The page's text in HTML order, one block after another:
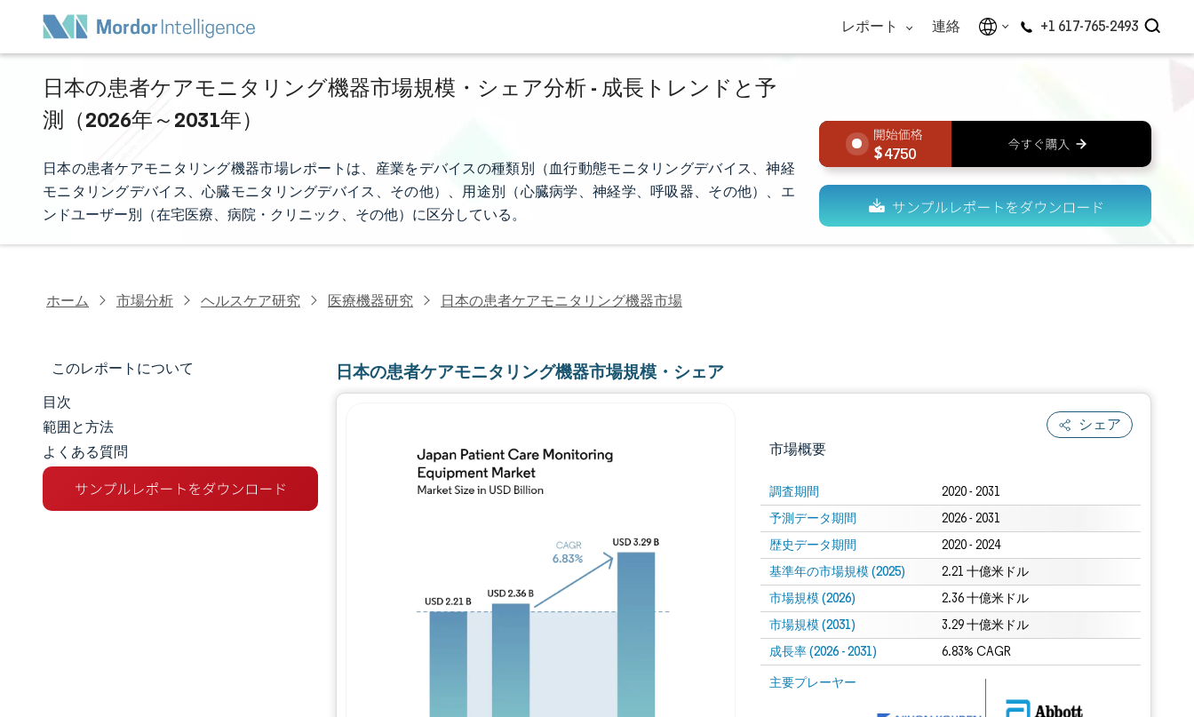
レポート 連絡 +1 617-765-2493
日本の患者ケアモニタリング機器市場規模・シェア分析 - 成長トレンドと予
測（2026年～2031年）
日本の患者ケアモニタリング機器市場レポートは、産業をデバイスの種類別（血行動態モニタリングデバイス、神経
モニタリングデバイス、心臓モニタリングデバイス、その他）、用途別（心臓病学、神経学、呼吸器、その他）、エ
ンドユーザー別（在宅医療、病院・クリニック、その他）に区分している。
4750
ホーム 市場分析 ヘルスケア研究 医療機器研究 日本の患者ケアモニタリング機器市場
このレポートについて
市場規模とシェア
市場分析
トレンドとインサイト
目次
範囲と方法
よくある質問
日本の患者ケアモニタリング機器市場規模・シェア
シェア
市場概要
調査期間 2020 - 2031
予測データ期間 2026 - 2031
歴史データ期間 2020 - 2024
基準年の市場規模 (2025) 2.21 十億米ドル
市場規模 (2026) 2.36 十億米ドル
市場規模 (2031) 3.29 十億米ドル
成長率 (2026 - 2031) 6.83% CAGR
主要プレーヤー
画像 © Mordor Intelligence。再利用にはCC BY 4.0の表示が必要です。
画像 © Mordor Intelligence。再利用にはCC BY 4.0の表示が必要です。